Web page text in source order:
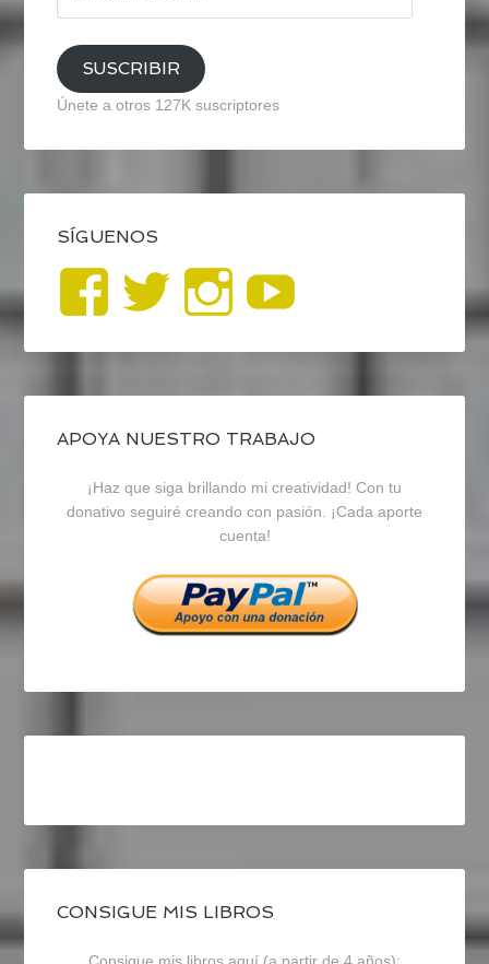
email
SUSCRIBIR
Únete a otros 127K suscriptores
SÍGUENOS
Ver
perfil
de
blogrecursosep
en
Facebook
Ver
perfil
de
recursosep
en
Twitter
Ver
perfil
de
recursosep
en
Instagram
APOYA NUESTRO TRABAJO
¡Haz que siga brillando mi creatividad! Con tu
donativo seguiré creando con pasión. ¡Cada aporte
cuenta!
CONSIGUE MIS LIBROS
Consigue mis libros aquí (a partir de 4 años):